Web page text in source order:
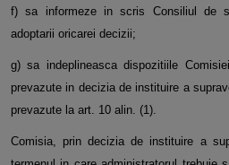
f) sa informeze in scris Consiliul de
adoptarii oricarei decizii;
g) sa indeplineasca dispozitiile
prevazute in decizia de instituire a
prevazute la art. 10 alin. (1).
Comisia, prin decizia de instituire a